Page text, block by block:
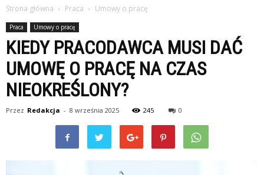
Strona główna Praca Umowy o pracę
Praca Umowy o pracę
KIEDY PRACODAWCA MUSI DAĆ
UMOWĘ O PRACĘ NA CZAS
NIEOKREŚLONY?
Przez Redakcja - 8 września 2025 245 0